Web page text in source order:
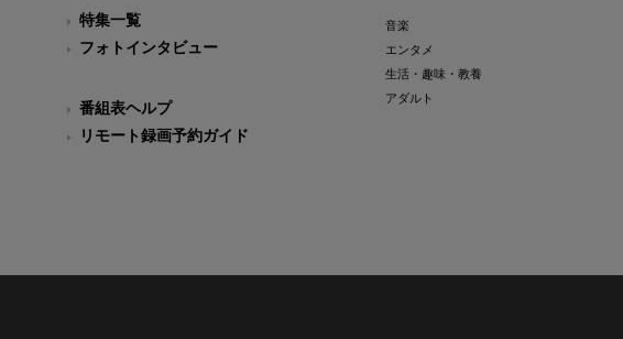
特集一覧
フォトインタビュー
番組表ヘルプ
リモート録画予約ガイド
音楽
エンタメ
生活・趣味・教養
アダルト